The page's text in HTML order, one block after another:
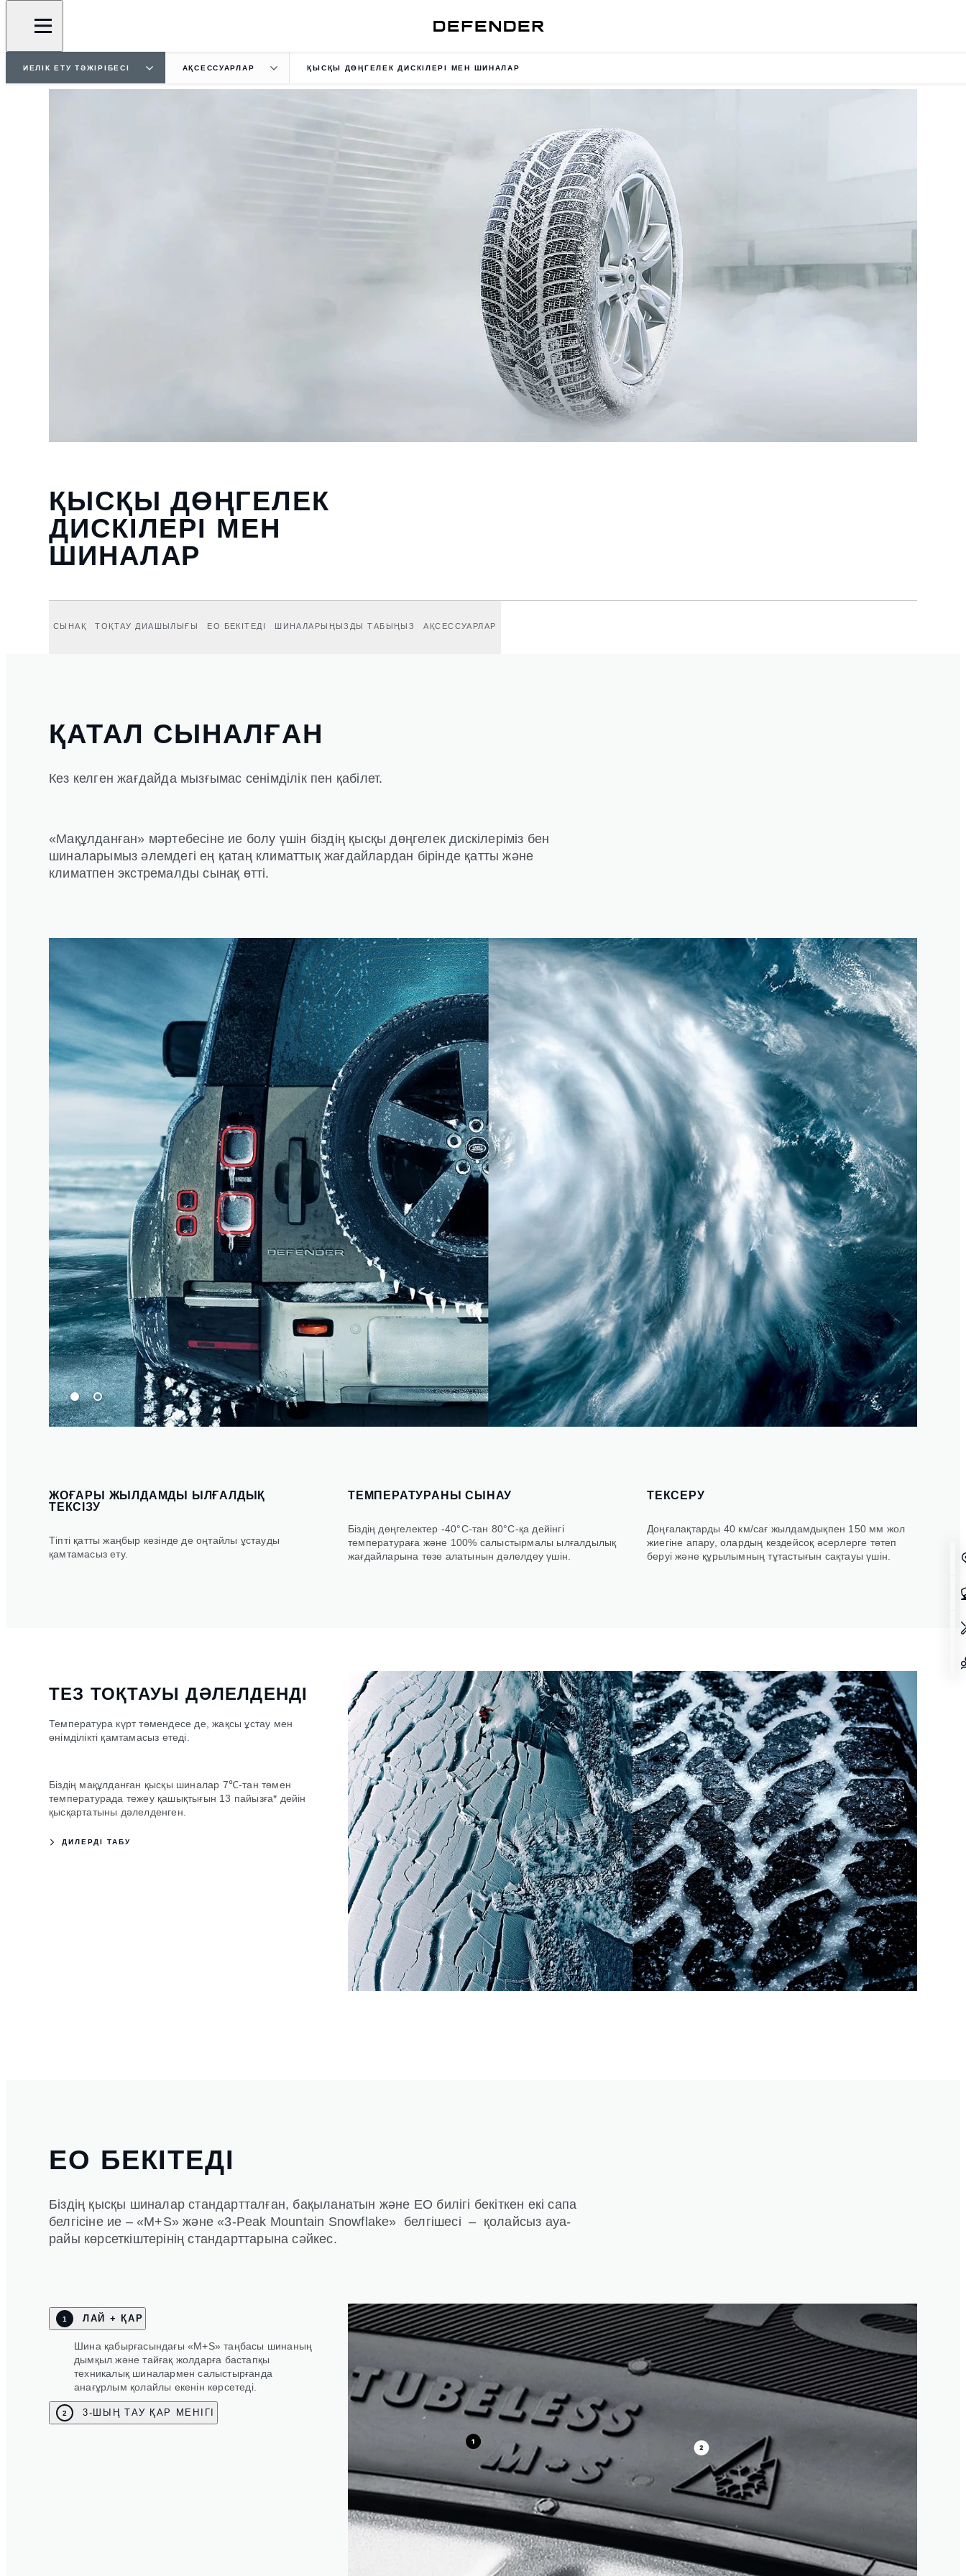
ИЕЛІК ЕТУ ТӘЖІРІБЕСІ АҚСЕССУАРЛАР ҚЫСҚЫ ДӨҢГЕЛЕК ДИСКІЛЕРІ МЕН ШИНАЛАР
ҚЫСҚЫ ДӨҢГЕЛЕК
ДИСКІЛЕРІ МЕН
ШИНАЛАР
СЫНАҚ ТОҚТАУ ДИАШЫЛЫҒЫ ЕО БЕКІТЕДІ ШИНАЛАРЫҢЫЗДЫ ТАБЫҢЫЗ АҚСЕССУАРЛАР
ҚАТАЛ СЫНАЛҒАН
Кез келген жағдайда мызғымас сенімділік пен қабілет.
«Мақұлданған» мәртебесіне ие болу үшін біздің қысқы дөңгелек дискілеріміз бен
шиналарымыз әлемдегі ең қатаң климаттық жағдайлардан бірінде қатты және
климатпен экстремалды сынақ өтті.
ЖОҒАРЫ ЖЫЛДАМДЫ ЫЛҒАЛДЫҚ
ТЕКСІЗУ
Тіпті қатты жаңбыр кезінде де оңтайлы ұстауды
қамтамасыз ету.
ТЕМПЕРАТУРАНЫ СЫНАУ
Біздің дөңгелектер -40°C-тан 80°C-қа дейінгі
температураға және 100% салыстырмалы ылғалдылық
жағдайларына төзе алатынын дәлелдеу үшін.
ТЕКСЕРУ
Доңғалақтарды 40 км/сағ жылдамдықпен 150 мм жол
жиегіне апару, олардың кездейсоқ әсерлерге төтеп
беруі және құрылымның тұтастығын сақтауы үшін.
ТЕЗ ТОҚТАУЫ ДӘЛЕЛДЕНДІ
Температура күрт төмендесе де, жақсы ұстау мен
өнімділікті қамтамасыз етеді.
Біздің мақұлданған қысқы шиналар 7℃-тан төмен
температурада тежеу қашықтығын 13 пайызға* дейін
қысқартатыны дәлелденген.
ДИЛЕРДІ ТАБУ
ЕО БЕКІТЕДІ
Біздің қысқы шиналар стандартталған, бақыланатын және ЕО билігі бекіткен екі сапа
белгісіне ие – «M+S» және «3-Peak Mountain Snowflake» белгішесі – қолайсыз ауа-
райы көрсеткіштерінің стандарттарына сәйкес.
1 ЛАЙ + ҚАР
Шина қабырғасындағы «M+S» таңбасы шинаның
дымқыл және тайғақ жолдарға бастапқы
техникалық шиналармен салыстырғанда
анағұрлым қолайлы екенін көрсетеді.
2 3-ШЫҢ ТАУ ҚАР МЕНІГІ